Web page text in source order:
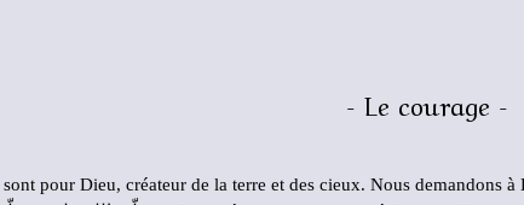
- Le courage -
pour Dieu, créateur de la terre et des cieux. Nous demandons